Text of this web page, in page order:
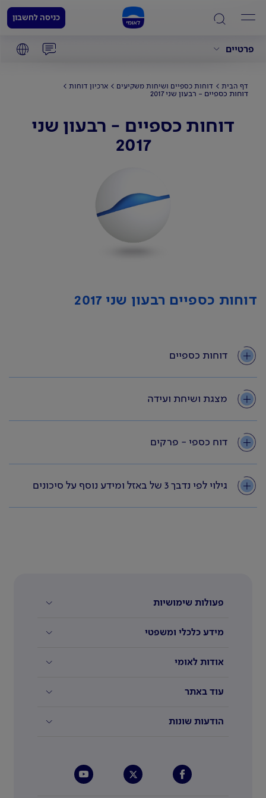
פרטיים
כניסה לחשבון
דף הבית דוחות כספיים ושיחות משקיעים ארכיון דוחות
דוחות כספיים - רבעון שני 2017
דוחות כספיים - רבעון שני
2017
דוחות כספיים רבעון שני 2017
דוחות כספיים
מצגת ושיחת ועידה
דוח כספי - פרקים
גילוי לפי נדבך 3 של באזל ומידע נוסף על סיכונים
פעולות שימושיות
מידע כלכלי ומשפטי
אודות לאומי
עוד באתר
הודעות שונות